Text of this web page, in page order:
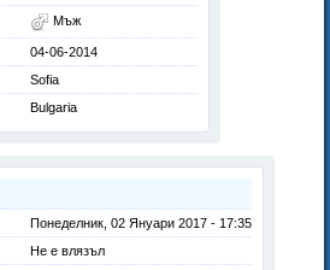
Мъж
04-06-2014
Sofia
Bulgaria
Понеделник, 02 Януари 2017 - 17:35
Не е влязъл